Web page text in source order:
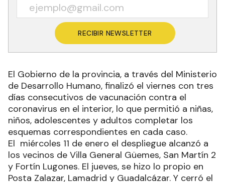
RECIBIR NEWSLETTER
El Gobierno de la provincia, a través del Ministerio
de Desarrollo Humano, finalizó el viernes con tres
días consecutivos de vacunación contra el
coronavirus en el interior, lo que permitió a niñas,
niños, adolescentes y adultos completar los
esquemas correspondientes en cada caso.
El miércoles 11 de enero el despliegue alcanzó a
los vecinos de Villa General Güemes, San Martín 2
y Fortín Lugones. El jueves, se hizo lo propio en
Posta Zalazar, Lamadrid y Guadalcázar. Y cerró el